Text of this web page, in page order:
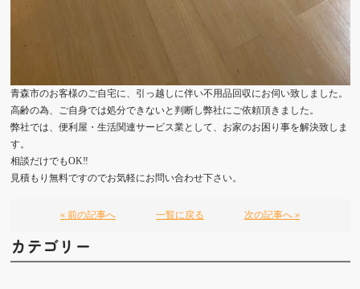
青森市のお客様のご自宅に、引っ越しに伴い不用品回収にお伺い致しました。
高齢の為、ご自身では処分できないと判断し弊社にご依頼頂きました。
弊社では、便利屋・生活関連サービス業として、お家のお困り事を解決致しま
す。
相談だけでもOK‼️
見積もり無料ですのでお気軽にお問い合わせ下さい。
« 前の記事へ 一覧に戻る 次の記事へ »
カテゴリー